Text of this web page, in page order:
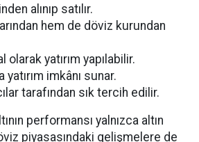
alınıp satılır.
hem de döviz kurundan
olarak yatırım yapılabilir.
imkânı sunar.
tarafından sık tercih edilir.
performansı yalnızca altın
piyasasındaki gelişmelere de